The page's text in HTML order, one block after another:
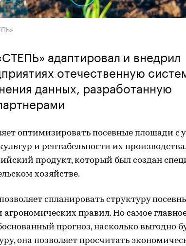
адаптировал и внедрил
отечественную
данных, разработанную
оптимизировать посевные площади с
и рентабельности их
продукт, который был создан
хозяйстве.
спланировать структуру
правил. Но самое
прогноз, насколько выгодно
она позволяет просчитать